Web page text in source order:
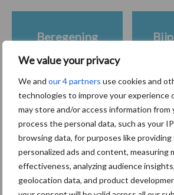
We value your privacy
We and our 4 partners use cookies and
technologies to improve your experience
may store and/or access information from
process the personal data, such as your
browsing data, for purposes like
personalized ads and content, measuring
effectiveness, analyzing audience
geolocation data, and product
Primaire
Sidebar
Recent nieuws
Beregening
Toon meer